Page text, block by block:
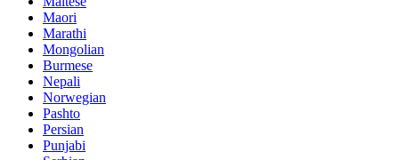
Maori
Marathi
Mongolian
Burmese
Nepali
Norwegian
Pashto
Persian
Punjabi